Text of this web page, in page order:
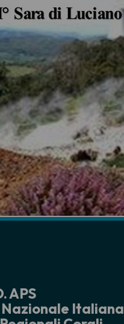
APS
Italiana